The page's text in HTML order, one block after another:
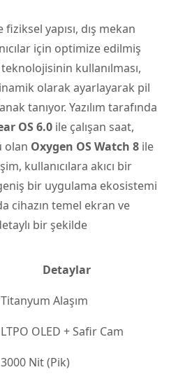
yapısı, dış mekan
için optimize edilmiş
teknolojisinin kullanılması,
olarak ayarlayarak pil
tanıyor. Yazılım tarafında
OS 6.0 ile çalışan saat,
olan Oxygen OS Watch 8 ile
kullanıcılara akıcı bir
bir uygulama ekosistemi
cihazın temel ekran ve
bir şekilde
Detaylar
Titanyum Alaşım
LTPO OLED + Safir Cam
3000 Nit (Pik)